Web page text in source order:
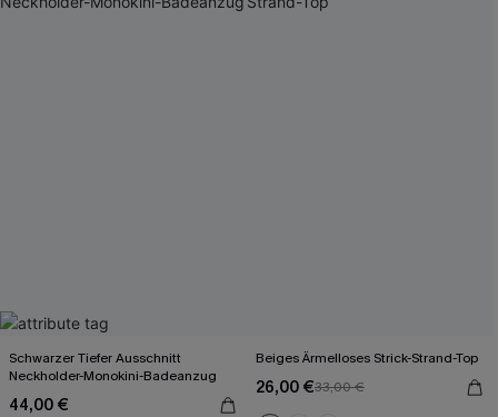
Schwarzer Tiefer Ausschnitt
Neckholder-Monokini-Badeanzug
44,00 €
Beiges Ärmelloses Strick-Strand-Top
26,00 €33,00 €